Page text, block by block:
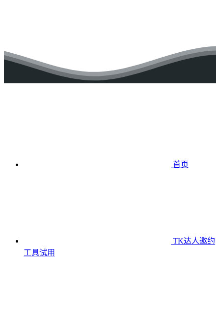
首页
TK达人邀约
工具试用